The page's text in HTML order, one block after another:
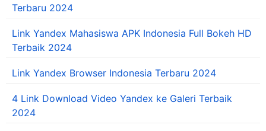
Terbaru 2024
Link Yandex Mahasiswa APK Indonesia Full Bokeh HD
Terbaik 2024
Link Yandex Browser Indonesia Terbaru 2024
4 Link Download Video Yandex ke Galeri Terbaik
2024